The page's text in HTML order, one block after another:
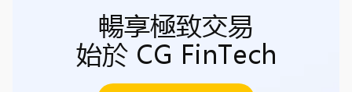
暢享極致交易
始於 CG FinTech